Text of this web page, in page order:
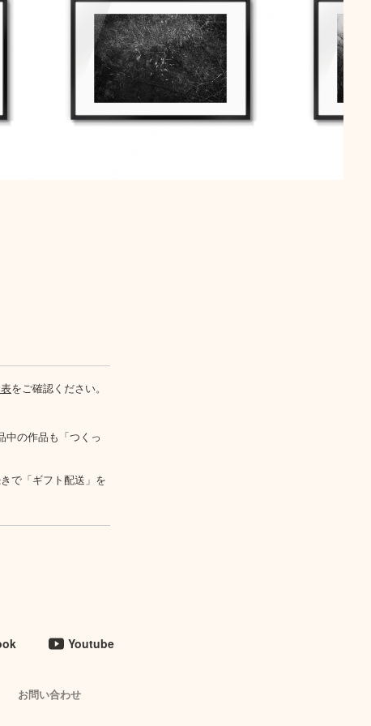
をご確認ください。
中の作品も「つくっ
で「ギフト配送」を
Youtube
お問い合わせ